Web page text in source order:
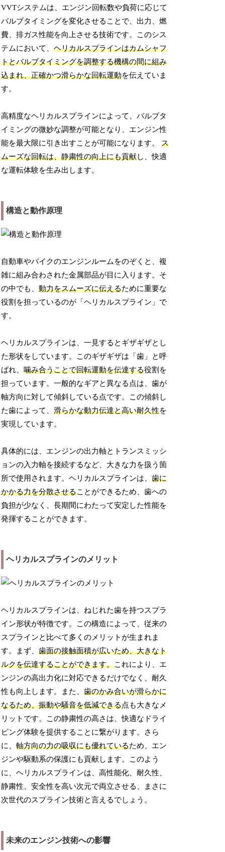
VVTシステムは、エンジン回転数や負荷に応じて
バルブタイミングを変化させることで、出力、燃
費、排ガス性能を向上させる技術です。このシス
テムにおいて、ヘリカルスプラインはカムシャフ
トとバルブタイミングを調整する機構の間に組み
込まれ、正確かつ滑らかな回転運動を伝えていま
す。
高精度なヘリカルスプラインによって、バルブタ
イミングの微妙な調整が可能となり、エンジン性
能を最大限に引き出すことが可能になります。ス
ムーズな回転は、静粛性の向上にも貢献し、快適
な運転体験を生み出します。
構造と動作原理
自動車やバイクのエンジンルームをのぞくと、複
雑に組み合わされた金属部品が目に入ります。そ
の中でも、動力をスムーズに伝えるために重要な
役割を担っているのが「ヘリカルスプライン」で
す。
ヘリカルスプラインは、一見するとギザギザとし
た形状をしています。このギザギザは「歯」と呼
ばれ、噛み合うことで回転運動を伝達する役割を
担っています。一般的なギアと異なる点は、歯が
軸方向に対して傾斜している点です。この傾斜し
た歯によって、滑らかな動力伝達と高い耐久性を
実現しています。
具体的には、エンジンの出力軸とトランスミッシ
ョンの入力軸を接続するなど、大きな力を扱う箇
所で使用されます。ヘリカルスプラインは、歯に
かかる力を分散させることができるため、歯への
負担が少なく、長期間にわたって安定した性能を
発揮することができます。
ヘリカルスプラインのメリット
ヘリカルスプラインは、ねじれた歯を持つスプラ
イン形状が特徴です。この構造によって、従来の
スプラインと比べて多くのメリットが生まれま
す。まず、歯面の接触面積が広いため、大きなト
ルクを伝達することができます。これにより、エ
ンジンの高出力化に対応できるだけでなく、耐久
性も向上します。また、歯のかみ合いが滑らかに
なるため、振動や騒音を低減できる点も大きなメ
リットです。この静粛性の高さは、快適なドライ
ビング体験を提供することに繋がります。さら
に、軸方向の力の吸収にも優れているため、エン
ジンや駆動系の保護にも貢献します。このよう
に、ヘリカルスプラインは、高性能化、耐久性、
静粛性、安全性を高い次元で両立させる、まさに
次世代のスプライン技術と言えるでしょう。
未来のエンジン技術への影響